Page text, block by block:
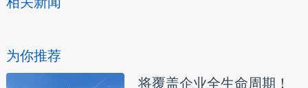
为你推荐
将覆盖企业全生命周期！